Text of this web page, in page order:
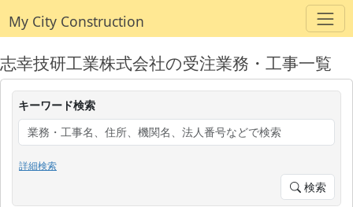
My City Construction
志幸技研工業株式会社の受注業務・工事一覧
キーワード検索
詳細検索
検索